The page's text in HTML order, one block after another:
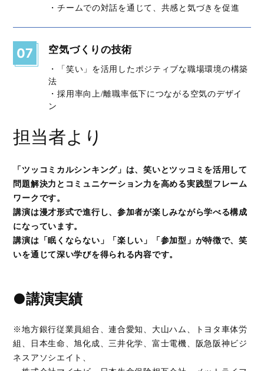
・チームでの対話を通じて、共感と気づきを促進
07 空気づくりの技術
・「笑い」を活用したポジティブな職場環境の構築
法
・採用率向上/離職率低下につながる空気のデザイ
ン
担当者より
「ツッコミカルシンキング」は、笑いとツッコミを活用して
問題解決力とコミュニケーション力を高める実践型フレーム
ワークです。
講演は漫才形式で進行し、参加者が楽しみながら学べる構成
になっています。
講演は「眠くならない」「楽しい」「参加型」が特徴で、笑
いを通じて深い学びを得られる内容です。
●講演実績
※地方銀行従業員組合、連合愛知、大山ハム、トヨタ車体労
組、日本生命、旭化成、三井化学、富士電機、阪急阪神ビジ
ネスアソシエイト、